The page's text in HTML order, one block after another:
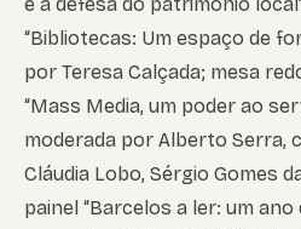
“Bibliotecas: Um espaço de
por Teresa Calçada; mesa
“Mass Media, um poder ao
moderada por Alberto Serra,
Cláudia Lobo, Sérgio Gomes
painel “Barcelos a ler: um